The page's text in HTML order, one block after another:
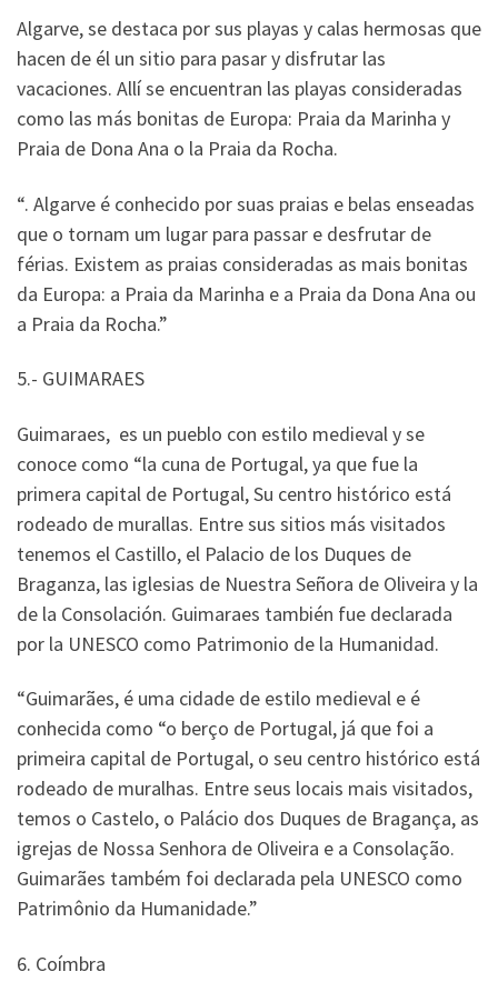
Algarve, se destaca por sus playas y calas hermosas que
hacen de él un sitio para pasar y disfrutar las
vacaciones. Allí se encuentran las playas consideradas
como las más bonitas de Europa: Praia da Marinha y
Praia de Dona Ana o la Praia da Rocha.
“. Algarve é conhecido por suas praias e belas enseadas
que o tornam um lugar para passar e desfrutar de
férias. Existem as praias consideradas as mais bonitas
da Europa: a Praia da Marinha e a Praia da Dona Ana ou
a Praia da Rocha.”
5.- GUIMARAES
Guimaraes, es un pueblo con estilo medieval y se
conoce como “la cuna de Portugal, ya que fue la
primera capital de Portugal, Su centro histórico está
rodeado de murallas. Entre sus sitios más visitados
tenemos el Castillo, el Palacio de los Duques de
Braganza, las iglesias de Nuestra Señora de Oliveira y la
de la Consolación. Guimaraes también fue declarada
por la UNESCO como Patrimonio de la Humanidad.
“Guimarães, é uma cidade de estilo medieval e é
conhecida como “o berço de Portugal, já que foi a
primeira capital de Portugal, o seu centro histórico está
rodeado de muralhas. Entre seus locais mais visitados,
temos o Castelo, o Palácio dos Duques de Bragança, as
igrejas de Nossa Senhora de Oliveira e a Consolação.
Guimarães também foi declarada pela UNESCO como
Patrimônio da Humanidade.”
6. Coímbra